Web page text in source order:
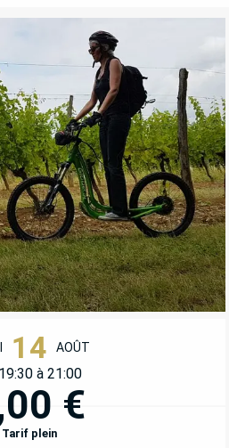
COORDONNÉES
14 AOÛT
à 21:00
€
Tarif plein